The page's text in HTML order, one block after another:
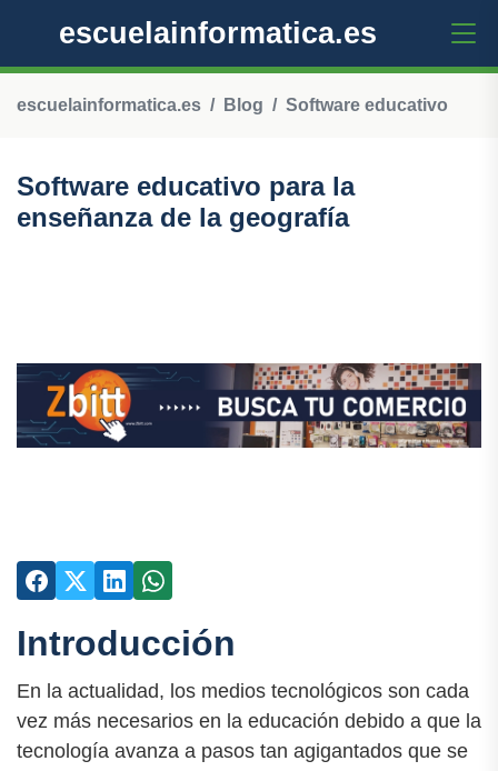
escuelainformatica.es
escuelainformatica.es Blog Software educativo
Software educativo para la
enseñanza de la geografía
Introducción
En la actualidad, los medios tecnológicos son cada
vez más necesarios en la educación debido a que la
tecnología avanza a pasos tan agigantados que se